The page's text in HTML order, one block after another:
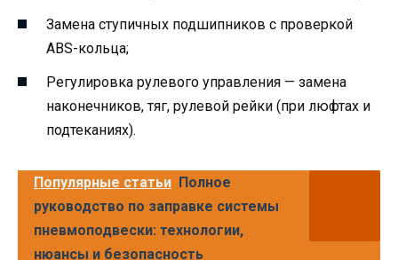
Замена ступичных подшипников с проверкой
ABS-кольца;
Регулировка рулевого управления — замена
наконечников, тяг, рулевой рейки (при люфтах и
подтеканиях).
Популярные статьи Полное
руководство по заправке системы
пневмоподвески: технологии,
нюансы и безопасность